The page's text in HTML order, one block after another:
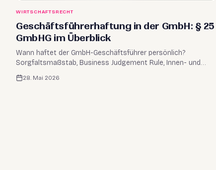
WIRTSCHAFTSRECHT
Geschäftsführerhaftung in der GmbH: § 25
GmbHG im Überblick
Wann haftet der GmbH-Geschäftsführer persönlich?
Sorgfaltsmaßstab, Business Judgement Rule, Innen- und
Außenhaftung sowie weitere Haftungsnormen kompakt
erklärt.
28. Mai 2026